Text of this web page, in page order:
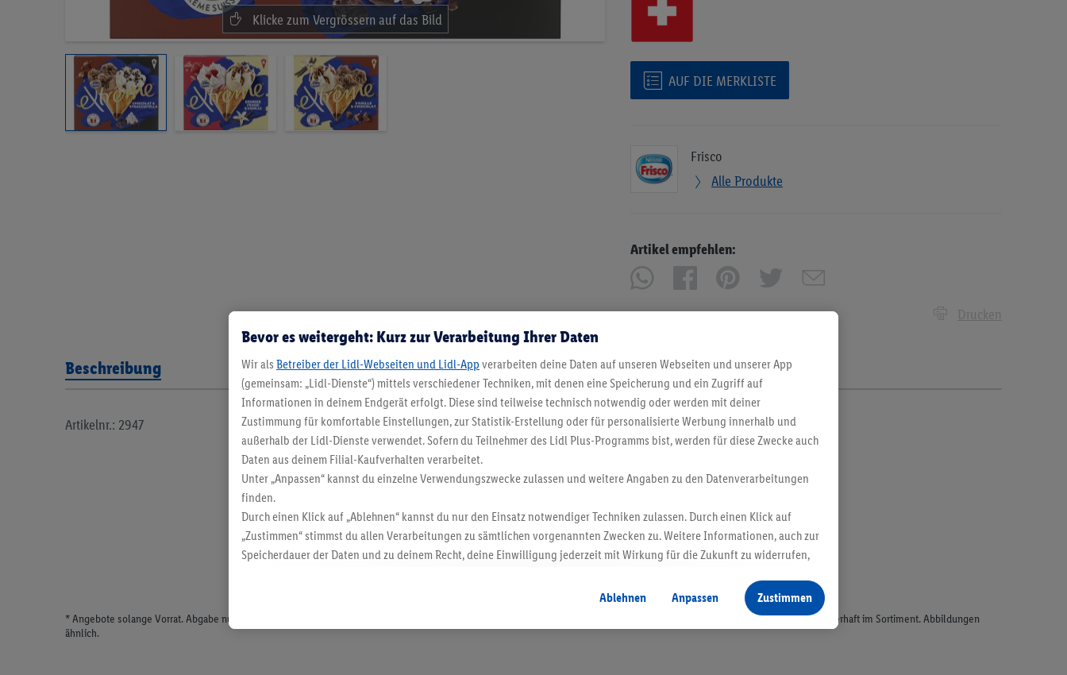
AUF DIE MERKLISTE
Frisco
Alle Produkte
Artikel empfehlen:
Drucken
Beschreibung
Artikelnr.: 2947
* Angebote solange Vorrat. Abgabe nur in haushaltsüblichen Mengen. Verkauf ohne Dekoration. Die hier beworbenen Produkte, vor allem NonFood-Produkte, sind nicht alle dauerhaft im Sortiment. Abbildungen
ähnlich.
Bevor es weitergeht: Kurz zur Verarbeitung Ihrer Daten
Wir als Betreiber der Lidl-Webseiten und Lidl-App verarbeiten deine Daten auf unseren Webseiten und unserer App
(gemeinsam: „Lidl-Dienste“) mittels verschiedener Techniken, mit denen eine Speicherung und ein Zugriff auf
Informationen in deinem Endgerät erfolgt. Diese sind teilweise technisch notwendig oder werden mit deiner
Zustimmung für komfortable Einstellungen, zur Statistik-Erstellung oder für personalisierte Werbung innerhalb und
außerhalb der Lidl-Dienste verwendet. Sofern du Teilnehmer des Lidl Plus-Programms bist, werden für diese Zwecke auch
Daten aus deinem Filial-Kaufverhalten verarbeitet.
Unter „Anpassen“ kannst du einzelne Verwendungszwecke zulassen und weitere Angaben zu den Datenverarbeitungen
finden.
Durch einen Klick auf „Ablehnen“ kannst du nur den Einsatz notwendiger Techniken zulassen. Durch einen Klick auf
„Zustimmen“ stimmst du allen Verarbeitungen zu sämtlichen vorgenannten Zwecken zu. Weitere Informationen, auch zur
Speicherdauer der Daten und zu deinem Recht, deine Einwilligung jederzeit mit Wirkung für die Zukunft zu widerrufen,
Ablehnen
Anpassen Zustimmen